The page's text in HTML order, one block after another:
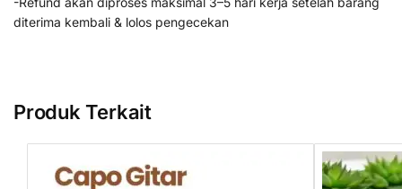
diterima kembali & lolos pengecekan
Produk Terkait